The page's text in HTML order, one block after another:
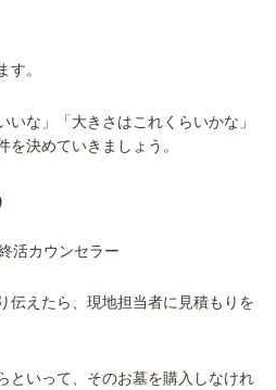
す。
いな」「大きさはこれくらいかな」
を決めていきましょう。
伝えたら、現地担当者に見積もりを
といって、そのお墓を購入しなけれ